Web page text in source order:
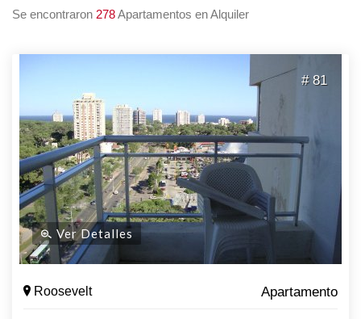
Se encontraron 278Apartamentos en Alquiler
# 81
Ver Detalles
Roosevelt Apartamento